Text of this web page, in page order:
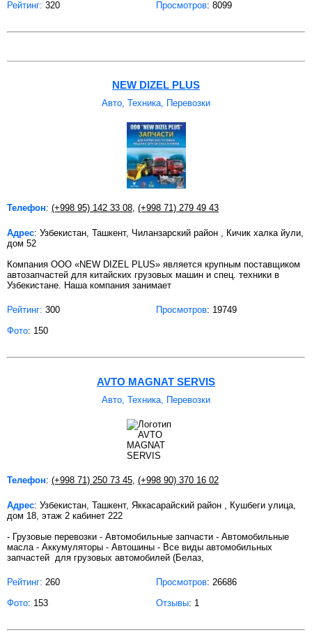
Рейтинг: 320 Просмотров: 8099
NEW DIZEL PLUS
Авто, Техника, Перевозки
Телефон: (+998 95) 142 33 08, (+998 71) 279 49 43
Адрес: Узбекистан, Ташкент, Чиланзарский район , Кичик халка йули,
дом 52
Компания ООО «NEW DIZEL PLUS» является крупным поставщиком
автозапчастей для китайских грузовых машин и спец. техники в
Узбекистане. Наша компания занимает
Рейтинг: 300 Просмотров: 19749
Фото: 150
AVTO MAGNAT SERVIS
Авто, Техника, Перевозки
Телефон: (+998 71) 250 73 45, (+998 90) 370 16 02
Адрес: Узбекистан, Ташкент, Яккасарайский район , Кушбеги улица,
дом 18, этаж 2 кабинет 222
- Грузовые перевозки - Автомобильные запчасти - Автомобильные
масла - Аккумуляторы - Автошины - Все виды автомобильных
запчастей для грузовых автомобилей (Белаз,
Рейтинг: 260 Просмотров: 26686
Фото: 153 Отзывы: 1